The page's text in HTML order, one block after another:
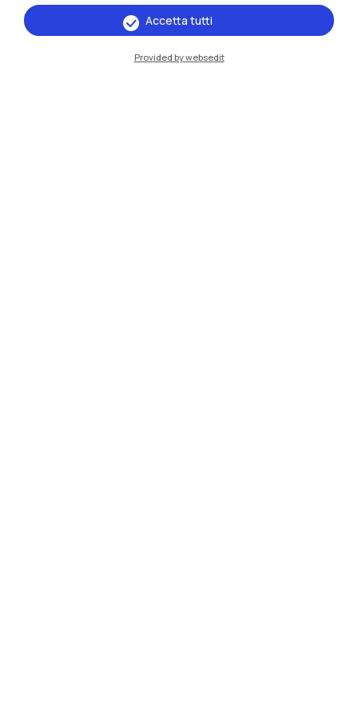
Accetta tutti
Provided by websedit